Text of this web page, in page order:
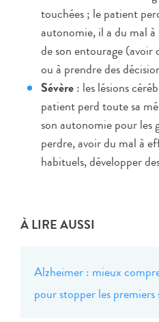
touchées ; le patient
autonomie, il a du mal
de son entourage (avoir
ou à prendre des
Sévère: les lésions
patient perd toute sa
son autonomie pour les
perdre, avoir du mal à
habituels, développer
À LIRE AUSSI
Alzheimer : mieux
pour stopper les